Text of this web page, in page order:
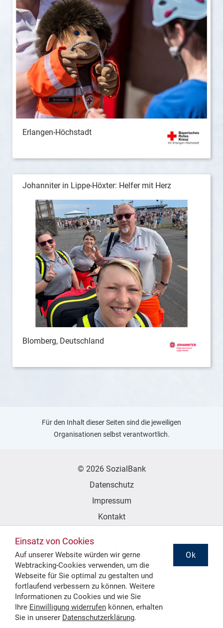
Erlangen-Höchstadt
Johanniter in Lippe-Höxter: Helfer mit Herz
Blomberg, Deutschland
Für den Inhalt dieser Seiten sind die jeweiligen
Organisationen selbst verantwortlich.
© 2026 SozialBank
Datenschutz
Impressum
Kontakt
Folgen Sie uns
Einsatz von Cookies
Auf unserer Website würden wir gerne
Webtracking-Cookies verwenden, um die
Webseite für Sie optimal zu gestalten und
fortlaufend verbessern zu können. Weitere
Informationen zu Cookies und wie Sie
Ihre Einwilligung widerrufen können, erhalten
Sie in unserer Datenschutzerklärung.
Ok